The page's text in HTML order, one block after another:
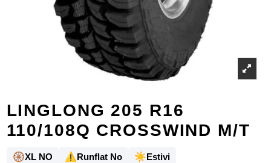
LINGLONG 205 R16
110/108Q CROSSWIND M/T
🛞XL NO ⚠️Runflat No ☀️Estivi